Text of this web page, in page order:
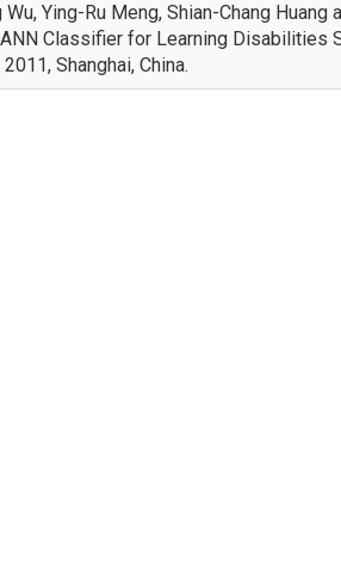
Wu, Ying-Ru Meng, Shian-Chang
Classifier for Learning Disabilities
Shanghai, China.